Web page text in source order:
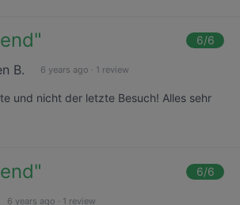
" 6/6
B. 6 years ago · 1 review
und nicht der letzte Besuch! Alles sehr
" 6/6
6 years ago · 1 review